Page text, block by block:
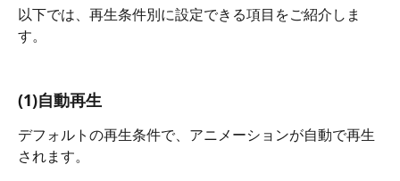
以下では、再生条件別に設定できる項目をご紹介しま
す。
(1)自動再生
デフォルトの再生条件で、アニメーションが自動で再生
されます。